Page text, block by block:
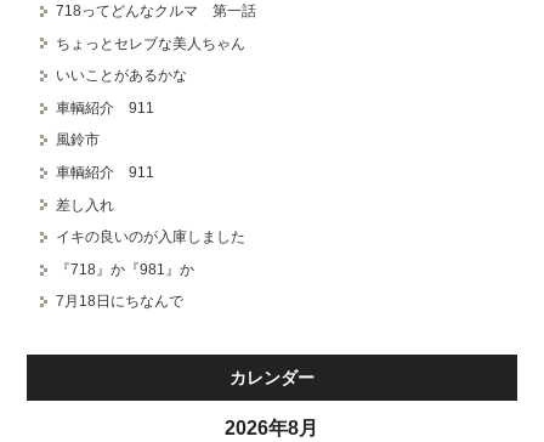
718ってどんなクルマ 第一話
ちょっとセレブな美人ちゃん
いいことがあるかな
車輌紹介 911
風鈴市
車輌紹介 911
差し入れ
イキの良いのが入庫しました
『718』か『981』か
7月18日にちなんで
カレンダー
2026年8月